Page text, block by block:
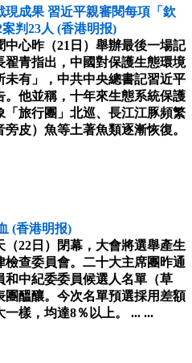
成果 習近平親審閱每項「欽
判23人 (香港明报)
中心昨（21日）舉辦最後一場記
青指出，中國對保護生態環境
有」，中共中央總書記習近平
他並稱，十年來生態系統保護
旅行團」北巡、長江江豚頻繁
皮）魚等土著魚類逐漸恢復。
(香港明报)
（22日）閉幕，大會將選舉產生
查委員會。二十大主席團昨通
中紀委委員候選人名單（草
醞釀。今次名單預選採用差額
樣，均達8％以上。 ... ...